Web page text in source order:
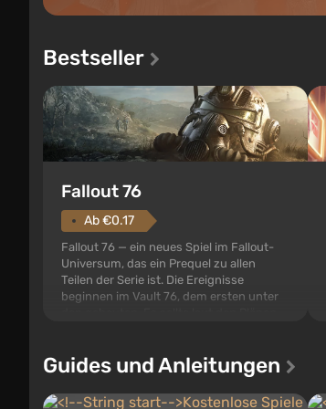
Bestseller
Fallout 76
Ab €0.17
Fallout 76 — ein neues Spiel im Fallout-
Universum, das ein Prequel zu allen
Teilen der Serie ist. Die Ereignisse
beginnen im Vault 76, dem ersten unter
auf Amerika geöffnet wird. De...
Guides und Anleitungen